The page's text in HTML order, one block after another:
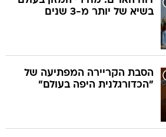
בשיא של יותר מ-3 שנים
הסבת הקריירה המפתיעה של
"הכדורגלנית היפה בעולם"